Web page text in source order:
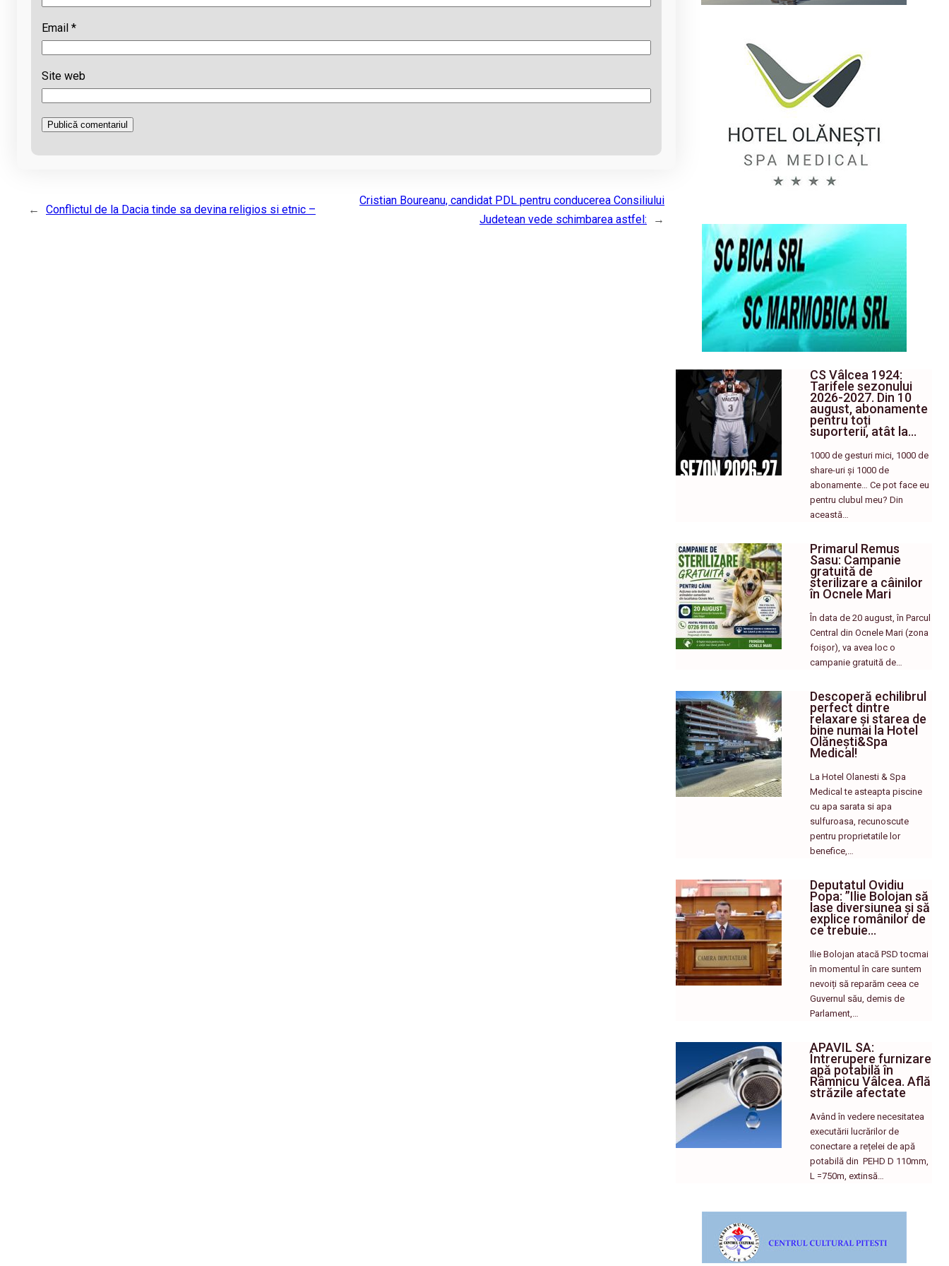
Email *
Site web
← Conflictul de la Dacia tinde sa devina religios si etnic –
Cristian Boureanu, candidat PDL pentru conducerea Consiliului
Judetean vede schimbarea astfel:
→
CS Vâlcea 1924:
Tarifele sezonului
2026-2027. Din 10
august, abonamente
pentru toți
suporterii, atât la…
1000 de gesturi mici, 1000 de
share-uri și 1000 de
abonamente… Ce pot face eu
pentru clubul meu? Din
această…
Primarul Remus
Sasu: Campanie
gratuită de
sterilizare a câinilor
în Ocnele Mari
În data de 20 august, în Parcul
Central din Ocnele Mari (zona
foișor), va avea loc o
campanie gratuită de…
Descoperă echilibrul
perfect dintre
relaxare și starea de
bine numai la Hotel
Olănești&Spa
Medical!
La Hotel Olanesti & Spa
Medical te asteapta piscine
cu apa sarata si apa
sulfuroasa, recunoscute
pentru proprietatile lor
benefice,…
Deputatul Ovidiu
Popa: ”Ilie Bolojan să
lase diversiunea și să
explice românilor de
ce trebuie…
Ilie Bolojan atacă PSD tocmai
în momentul în care suntem
nevoiți să reparăm ceea ce
Guvernul său, demis de
Parlament,…
APAVIL SA:
Întrerupere furnizare
apă potabilă în
Râmnicu Vâlcea. Află
străzile afectate
Având în vedere necesitatea
executării lucrărilor de
conectare a rețelei de apă
potabilă din PEHD D 110mm,
L =750m, extinsă…